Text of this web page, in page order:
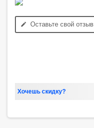
edit Оставьте свой отзыв
Хочешь скидку?